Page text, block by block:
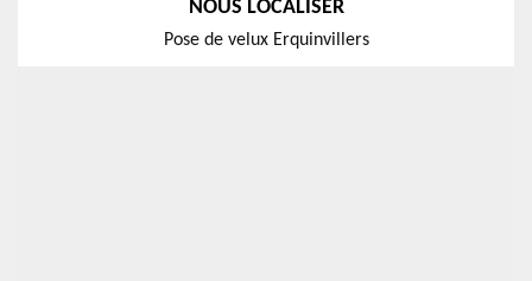
NOUS LOCALISER
Pose de velux Erquinvillers